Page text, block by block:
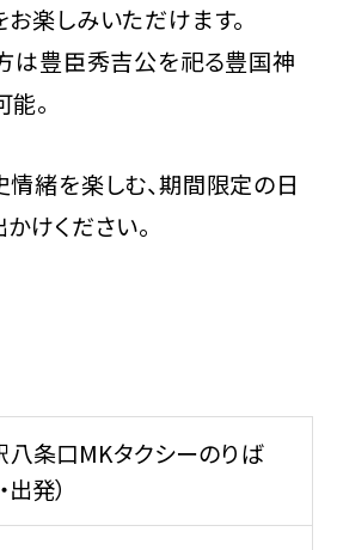
楽しみいただけます。
は豊臣秀吉公を祀る豊国神
。
緒を楽しむ、期間限定の日
けください。
八条口MKタクシーのりば
出発）